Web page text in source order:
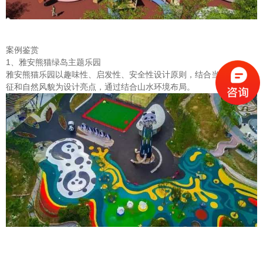
案例鉴赏
1、雅安熊猫绿岛主题乐园
雅安熊猫乐园以趣味性、启发性、安全性设计原则，结合当地文化特
征和自然风貌为设计亮点，通过结合山水环境布局。